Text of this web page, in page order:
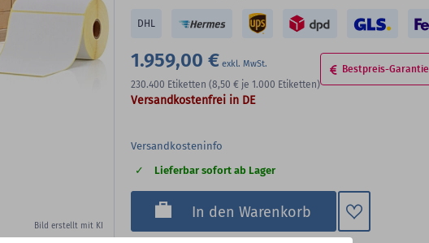
Bild erstellt mit KI
DHL
1.959,00 €
230.400 Etiketten (8,50 € je 1.000 Etiketten)
Bestpreis-Garantie
Versandkostenfrei in DE
Versandkosteninfo
Lieferbar sofort ab Lager
In den Warenkorb
Zum